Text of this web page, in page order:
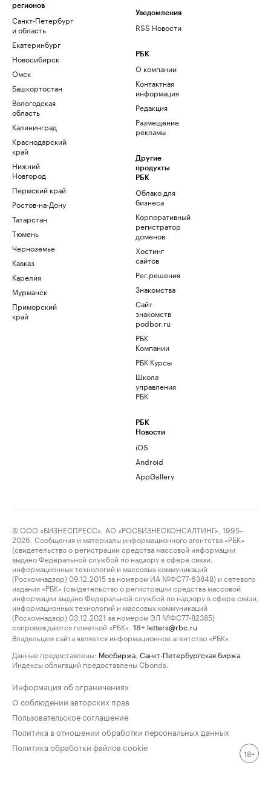
регионов
Санкт-Петербург
и область
Екатеринбург
Новосибирск
Омск
Башкортостан
Вологодская
область
Калининград
Краснодарский
край
Нижний
Новгород
Пермский край
Ростов-на-Дону
Татарстан
Тюмень
Черноземье
Кавказ
Карелия
Мурманск
Приморский
край
Уведомления
RSS Новости
РБК
О компании
Контактная
информация
Редакция
Размещение
рекламы
Другие
продукты
РБК
Облако для
бизнеса
Корпоративный
регистратор
доменов
Хостинг
сайтов
Рег.решения
Знакомства
Сайт
знакомств
podbor.ru
РБК
Компании
РБК Курсы
Школа
управления
РБК
РБК
Новости
iOS
Android
AppGallery
© ООО «БИЗНЕСПРЕСС», АО «РОСБИЗНЕСКОНСАЛТИНГ», 1995–
2026. Сообщения и материалы информационного агентства «РБК»
(свидетельство о регистрации средства массовой информации
выдано Федеральной службой по надзору в сфере связи,
информационных технологий и массовых коммуникаций
(Роскомнадзор) 09.12.2015 за номером ИА №ФС77-63848) и сетевого
издания «РБК» (свидетельство о регистрации средства массовой
информации выдано Федеральной службой по надзору в сфере связи,
информационных технологий и массовых коммуникаций
(Роскомнадзор) 03.12.2021 за номером ЭЛ №ФС77-82385)
сопровождаются пометкой «РБК».
18+ letters@rbc.ru
Владельцем сайта является информационное агентство «РБК».
Данные предоставлены: Мосбиржа Санкт-Петербургская биржа
Индексы облигаций предоставлены Cbonds.
Информация об ограничениях
О соблюдении авторских прав
Пользовательское соглашение
Политика в отношении обработки персональных данных
Политика обработки файлов cookie
18+